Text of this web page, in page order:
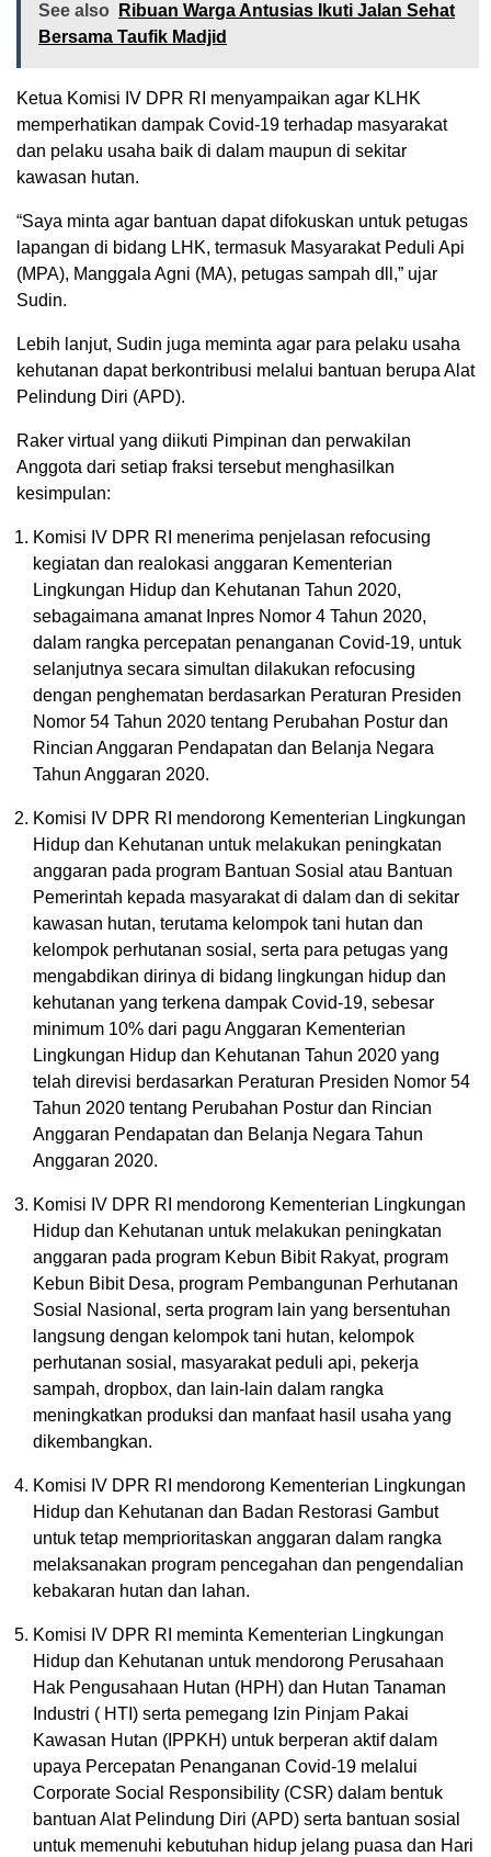
See also
Ribuan Warga Antusias Ikuti Jalan Sehat
Bersama Taufik Madjid
Ketua Komisi IV DPR RI menyampaikan agar KLHK
memperhatikan dampak Covid-19 terhadap masyarakat
dan pelaku usaha baik di dalam maupun di sekitar
kawasan hutan.
“Saya minta agar bantuan dapat difokuskan untuk petugas
lapangan di bidang LHK, termasuk Masyarakat Peduli Api
(MPA), Manggala Agni (MA), petugas sampah dll,” ujar
Sudin.
Lebih lanjut, Sudin juga meminta agar para pelaku usaha
kehutanan dapat berkontribusi melalui bantuan berupa Alat
Pelindung Diri (APD).
Raker virtual yang diikuti Pimpinan dan perwakilan
Anggota dari setiap fraksi tersebut menghasilkan
kesimpulan:
Komisi IV DPR RI menerima penjelasan refocusing
kegiatan dan realokasi anggaran Kementerian
Lingkungan Hidup dan Kehutanan Tahun 2020,
sebagaimana amanat Inpres Nomor 4 Tahun 2020,
dalam rangka percepatan penanganan Covid-19, untuk
selanjutnya secara simultan dilakukan refocusing
dengan penghematan berdasarkan Peraturan Presiden
Nomor 54 Tahun 2020 tentang Perubahan Postur dan
Rincian Anggaran Pendapatan dan Belanja Negara
Tahun Anggaran 2020.
Komisi IV DPR RI mendorong Kementerian Lingkungan
Hidup dan Kehutanan untuk melakukan peningkatan
anggaran pada program Bantuan Sosial atau Bantuan
Pemerintah kepada masyarakat di dalam dan di sekitar
kawasan hutan, terutama kelompok tani hutan dan
kelompok perhutanan sosial, serta para petugas yang
mengabdikan dirinya di bidang lingkungan hidup dan
kehutanan yang terkena dampak Covid-19, sebesar
minimum 10% dari pagu Anggaran Kementerian
Lingkungan Hidup dan Kehutanan Tahun 2020 yang
telah direvisi berdasarkan Peraturan Presiden Nomor 54
Tahun 2020 tentang Perubahan Postur dan Rincian
Anggaran Pendapatan dan Belanja Negara Tahun
Anggaran 2020.
Komisi IV DPR RI mendorong Kementerian Lingkungan
Hidup dan Kehutanan untuk melakukan peningkatan
anggaran pada program Kebun Bibit Rakyat, program
Kebun Bibit Desa, program Pembangunan Perhutanan
Sosial Nasional, serta program lain yang bersentuhan
langsung dengan kelompok tani hutan, kelompok
perhutanan sosial, masyarakat peduli api, pekerja
sampah, dropbox, dan lain-lain dalam rangka
meningkatkan produksi dan manfaat hasil usaha yang
dikembangkan.
Komisi IV DPR RI mendorong Kementerian Lingkungan
Hidup dan Kehutanan dan Badan Restorasi Gambut
untuk tetap memprioritaskan anggaran dalam rangka
melaksanakan program pencegahan dan pengendalian
kebakaran hutan dan lahan.
Komisi IV DPR RI meminta Kementerian Lingkungan
Hidup dan Kehutanan untuk mendorong Perusahaan
Hak Pengusahaan Hutan (HPH) dan Hutan Tanaman
Industri ( HTI) serta pemegang Izin Pinjam Pakai
Kawasan Hutan (IPPKH) untuk berperan aktif dalam
upaya Percepatan Penanganan Covid-19 melalui
Corporate Social Responsibility (CSR) dalam bentuk
bantuan Alat Pelindung Diri (APD) serta bantuan sosial
untuk memenuhi kebutuhan hidup jelang puasa dan Hari